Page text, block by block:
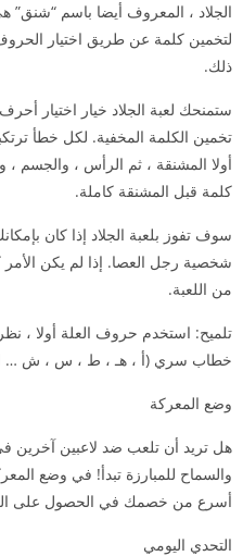
الجلاد ، المعروف أيضا باسم “شنق”
لتخمين كلمة عن طريق اختيار
ذلك.
ستمنحك لعبة الجلاد خيار اختيار
تخمين الكلمة المخفية. لكل خطأ
أولا المشنقة ، ثم الرأس ، والجسم ،
كلمة قبل المشنقة كاملة.
سوف تفوز بلعبة الجلاد إذا كان
شخصية رجل العصا. إذا لم يكن الأمر
من اللعبة.
تلميح: استخدم حروف العلة أولا ،
خطاب سري (أ ، هـ ، ط ، س ، ش …
وضع المعركة
هل تريد أن تلعب ضد لاعبين آخرين
والسماح للمبارزة تبدأ! في وضع
أسرع من خصمك في الحصول على
التحدي اليومي